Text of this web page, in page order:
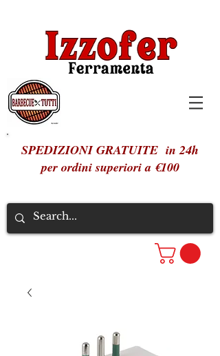
SPEDIZIONI GRATUITE in 24h
per ordini superiori a €100